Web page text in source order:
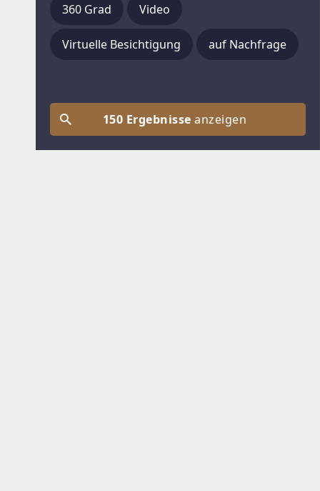
360 Grad Video
Virtuelle Besichtigung auf Nachfrage
150 Ergebnisseanzeigen